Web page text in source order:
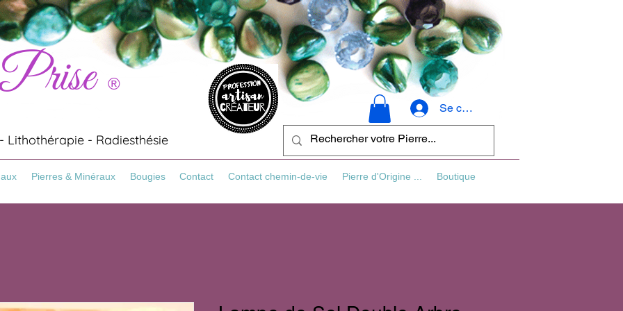
®
Se connecter
Lithothérapie - Radiesthésie
Pierres & Minéraux Bougies Contact Contact chemin-de-vie Pierre d'Origine ... Boutique